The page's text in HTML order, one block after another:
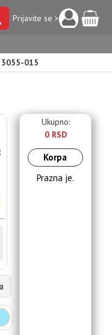
Prijavite se >
015
Ukupno:
0 RSD
Korpa
Prazna je.